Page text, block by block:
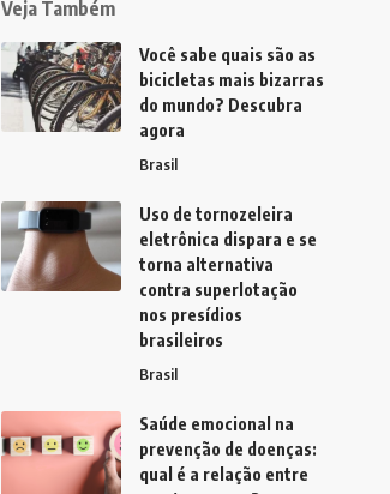
Veja Também
Você sabe quais são as
bicicletas mais bizarras
do mundo? Descubra
agora
Brasil
Uso de tornozeleira
eletrônica dispara e se
torna alternativa
contra superlotação
nos presídios
brasileiros
Brasil
Saúde emocional na
prevenção de doenças:
qual é a relação entre